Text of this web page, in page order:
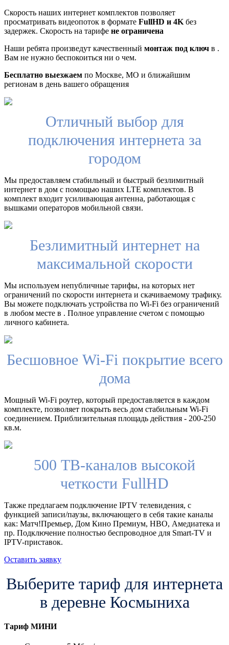
Скорость наших интернет комплектов позволяет
просматривать видеопоток в формате FullHD и 4K без
задержек. Скорость на тарифе не ограничена
Наши ребята произведут качественный монтаж под ключ в .
Вам не нужно беспокоиться ни о чем.
Бесплатно выезжаем по Москве, МО и ближайшим
регионам в день вашего обращения
Отличный выбор для
подключения интернета за
городом
Мы предоставляем стабильный и быстрый безлимитный
интернет в дом с помощью наших LTE комплектов. В
комплект входит усиливающая антенна, работающая с
вышками операторов мобильной связи.
Безлимитный интернет на
максимальной скорости
Мы используем непубличные тарифы, на которых нет
ограничений по скорости интернета и скачиваемому трафику.
Вы можете подключать устройства по Wi-Fi без ограничений
в любом месте в . Полное управление счетом с помощью
личного кабинета.
Бесшовное Wi-Fi покрытие всего
дома
Мощный Wi-Fi роутер, который предоставляется в каждом
комплекте, позволяет покрыть весь дом стабильным Wi-Fi
соединением. Приблизительная площадь действия - 200-250
кв.м.
500 ТВ-каналов высокой
четкости FullHD
Также предлагаем подключение IPTV телевидения, с
функцией записи/паузы, включающего в себя такие каналы
как: Матч!Премьер, Дом Кино Премиум, HBO, Амедиатека и
пр. Подключение полностью беспроводное для Smart-TV и
IPTV-приставок.
Оставить заявку
Выберите тариф для интернета
в деревне Космыниха
Тариф МИНИ